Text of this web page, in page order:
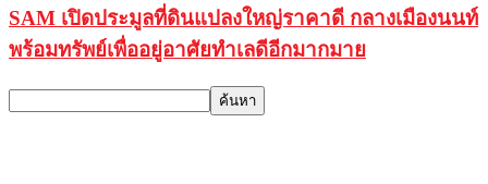
SAM เปิดประมูลที่ดินแปลงใหญ่ราคาดี กลางเมืองนนท์
พร้อมทรัพย์เพื่ออยู่อาศัยทำเลดีอีกมากมาย